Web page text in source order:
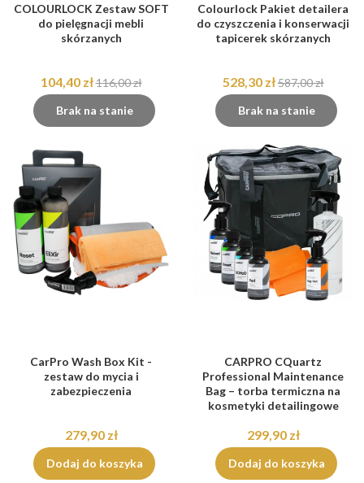
COLOURLOCK Zestaw SOFT
do pielęgnacji mebli
skórzanych
104,40 zł116,00 zł
Brak na stanie
Colourlock Pakiet detailera
do czyszczenia i konserwacji
tapicerek skórzanych
528,30 zł587,00 zł
Brak na stanie
CarPro Wash Box Kit -
zestaw do mycia i
zabezpieczenia
279,90 zł
Dodaj do koszyka
CARPRO CQuartz
Professional Maintenance
Bag – torba termiczna na
kosmetyki detailingowe
299,90 zł
Dodaj do koszyka